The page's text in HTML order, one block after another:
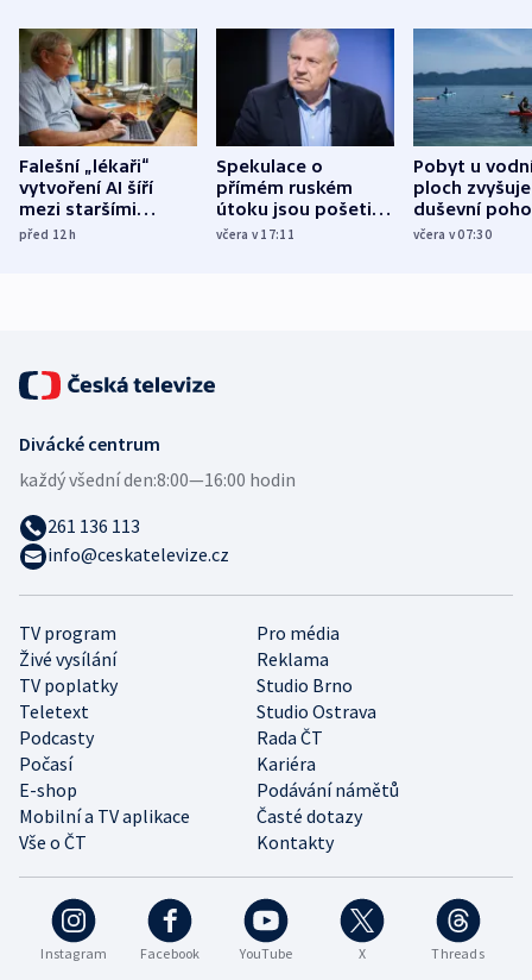
Falešní „lékaři“
vytvoření AI šíří
mezi staršími
Poláky nebezpečné
před 12h
Spekulace o
přímém ruském
útoku jsou pošetilé,
míní estonský
včera v 17:11
Pobyt u
ploch zvyšuje
duševní
ukázala
včera v 07:30
Instagram Facebook YouTube X Threads
TV program
Pro média
Živé vysílání
Reklama
TV poplatky
Studio Brno
Teletext
Studio Ostrava
Podcasty
Rada ČT
Počasí
Kariéra
E-shop
Podávání námětů
Mobilní a TV aplikace
Časté dotazy
Vše o ČT
Kontakty
Divácké centrum
každý všední den:8:00—16:00 hodin
261 136 113
info@ceskatelevize.cz